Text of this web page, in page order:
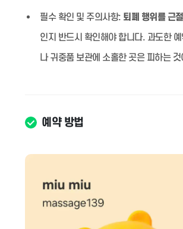
필수 확인 및 주의사항: 퇴폐 행위를 근
인지 반드시 확인해야 합니다. 과도한
나 귀중품 보관에 소홀한 곳은 피하는
예약 방법